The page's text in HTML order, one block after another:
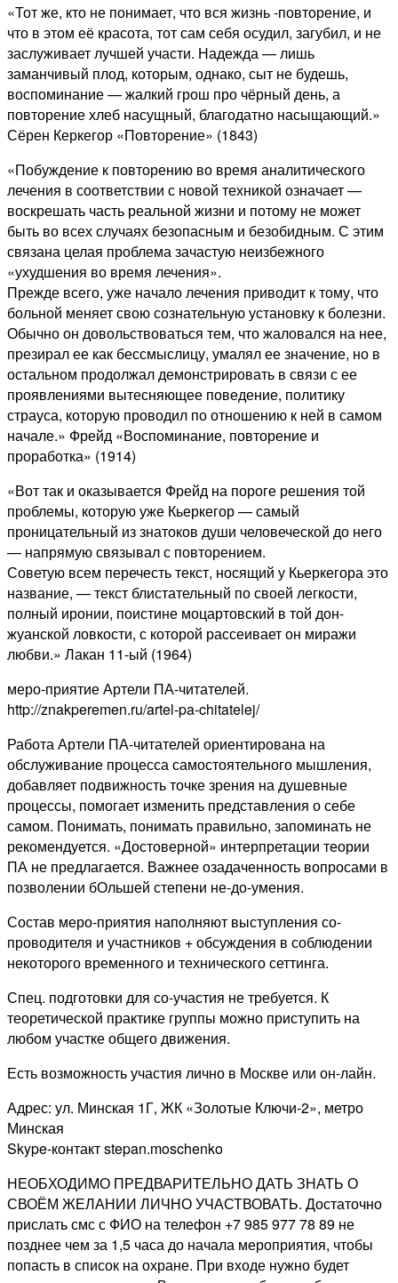
«Тот же, кто не понимает, что вся жизнь -повторение, и
что в этом её красота, тот сам себя осудил, загубил, и не
заслуживает лучшей участи. Надежда — лишь
заманчивый плод, которым, однако, сыт не будешь,
воспоминание — жалкий грош про чёрный день, а
повторение хлеб насущный, благодатно насыщающий.»
Сёрен Керкегор «Повторение» (1843)
«Побуждение к повторению во время аналитического
лечения в соответствии с новой техникой означает —
воскрешать часть реальной жизни и потому не может
быть во всех случаях безопасным и безобидным. С этим
связана целая проблема зачастую неизбежного
«ухудшения во время лечения».
Прежде всего, уже начало лечения приводит к тому, что
больной меняет свою сознательную установку к болезни.
Обычно он довольствоваться тем, что жаловался на нее,
презирал ее как бессмыслицу, умалял ее значение, но в
остальном продолжал демонстрировать в связи с ее
проявлениями вытесняющее поведение, политику
страуса, которую проводил по отношению к ней в самом
начале.» Фрейд «Воспоминание, повторение и
проработка» (1914)
«Вот так и оказывается Фрейд на пороге решения той
проблемы, которую уже Кьеркегор — самый
проницательный из знатоков души человеческой до него
— напрямую связывал с повторением.
Советую всем перечесть текст, носящий у Кьеркегора это
название, — текст блистательный по своей легкости,
полный иронии, поистине моцартовский в той дон-
жуанской ловкости, с которой рассеивает он миражи
любви.» Лакан 11-ый (1964)
меро-приятие Артели ПА-читателей.
http://znakperemen.ru/artel-pa-chitatelej/
Работа Артели ПА-читателей ориентирована на
обслуживание процесса самостоятельного мышления,
добавляет подвижность точке зрения на душевные
процессы, помогает изменить представления о себе
самом. Понимать, понимать правильно, запоминать не
рекомендуется. «Достоверной» интерпретации теории
ПА не предлагается. Важнее озадаченность вопросами в
позволении бОльшей степени не-до-умения.
Состав меро-приятия наполняют выступления со-
проводителя и участников + обсуждения в соблюдении
некоторого временного и технического сеттинга.
Спец. подготовки для со-участия не требуется. К
теоретической практике группы можно приступить на
любом участке общего движения.
Есть возможность участия лично в Москве или он-лайн.
Адрес: ул. Минская 1Г, ЖК «Золотые Ключи-2», метро
Минская
Skype-контакт stepan.moschenko
НЕОБХОДИМО ПРЕДВАРИТЕЛЬНО ДАТЬ ЗНАТЬ О
СВОЁМ ЖЕЛАНИИ ЛИЧНО УЧАСТВОВАТЬ. Достаточно
прислать смс с ФИО на телефон +7 985 977 78 89 не
позднее чем за 1,5 часа до начала мероприятия, чтобы
попасть в список на охране. При входе нужно будет